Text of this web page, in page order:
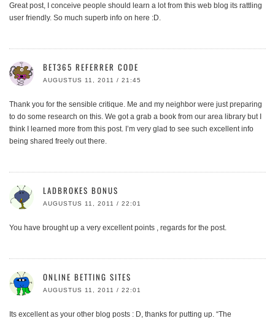
Great post, I conceive people should learn a lot from this web blog its rattling
user friendly. So much superb info on here :D.
BET365 REFERRER CODE
AUGUSTUS 11, 2011 / 21:45
Thank you for the sensible critique. Me and my neighbor were just preparing
to do some research on this. We got a grab a book from our area library but I
think I learned more from this post. I’m very glad to see such excellent info
being shared freely out there.
LADBROKES BONUS
AUGUSTUS 11, 2011 / 22:01
You have brought up a very excellent points , regards for the post.
ONLINE BETTING SITES
AUGUSTUS 11, 2011 / 22:01
Its excellent as your other blog posts : D, thanks for putting up. “The